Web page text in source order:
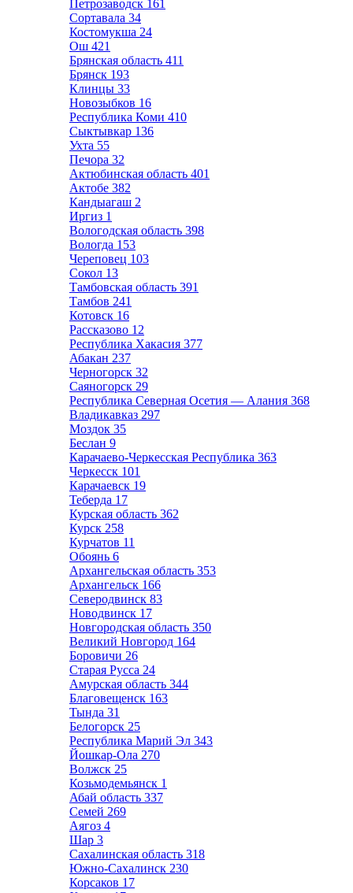
Петрозаводск 161
Сортавала 34
Костомукша 24
Ош 421
Брянская область 411
Брянск 193
Клинцы 33
Новозыбков 16
Республика Коми 410
Сыктывкар 136
Ухта 55
Печора 32
Актюбинская область 401
Актобе 382
Кандыагаш 2
Иргиз 1
Вологодская область 398
Вологда 153
Череповец 103
Сокол 13
Тамбовская область 391
Тамбов 241
Котовск 16
Рассказово 12
Республика Хакасия 377
Абакан 237
Черногорск 32
Саяногорск 29
Республика Северная Осетия — Алания 368
Владикавказ 297
Моздок 35
Беслан 9
Карачаево-Черкесская Республика 363
Черкесск 101
Карачаевск 19
Теберда 17
Курская область 362
Курск 258
Курчатов 11
Обоянь 6
Архангельская область 353
Архангельск 166
Северодвинск 83
Новодвинск 17
Новгородская область 350
Великий Новгород 164
Боровичи 26
Старая Русса 24
Амурская область 344
Благовещенск 163
Тында 31
Белогорск 25
Республика Марий Эл 343
Йошкар-Ола 270
Волжск 25
Козьмодемьянск 1
Абай область 337
Семей 269
Аягоз 4
Шар 3
Сахалинская область 318
Южно-Сахалинск 230
Корсаков 17